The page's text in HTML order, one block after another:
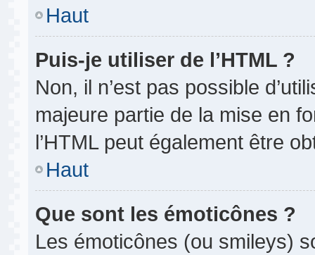
Haut
Puis-je utiliser de l’HTML ?
Non, il n’est pas possible
majeure partie de la mise en
l’HTML peut également être
Haut
Que sont les émoticônes ?
Les émoticônes (ou smileys)